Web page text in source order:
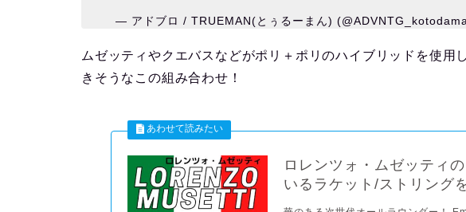
— アドブロ / TRUEMAN(とぅるーまん)
ムゼッティやクエバスなどがポリ＋ポリのハイブリッドを使用
きそうなこの組み合わせ！
ロレンツォ・ムゼッティ
いるラケット/ストリング